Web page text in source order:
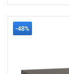
-48%